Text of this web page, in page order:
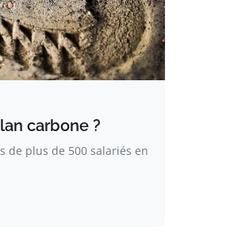
carbone ?
de plus de 500 salariés en